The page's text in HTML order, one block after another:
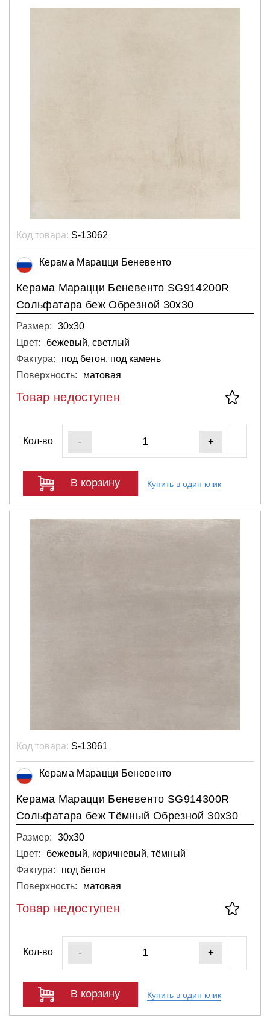
Код товара: S-13062
Керама Марацци Беневенто
Керама Марацци Беневенто SG914200R
Сольфатара беж Обрезной 30х30
Размер:
30х30
Цвет:
бежевый, светлый
Фактура:
под бетон, под камень
Поверхность:
матовая
Товар недоступен
Кол-во - +
В корзину Купить в один клик
Код товара: S-13061
Керама Марацци Беневенто
Керама Марацци Беневенто SG914300R
Сольфатара беж Тёмный Обрезной 30х30
Размер:
30х30
Цвет:
бежевый, коричневый, тёмный
Фактура:
под бетон
Поверхность:
матовая
Товар недоступен
Кол-во - +
В корзину Купить в один клик